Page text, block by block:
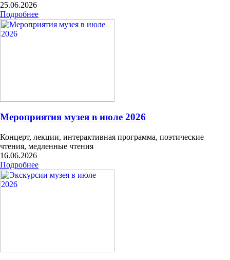
25.06.2026
Подробнее
Мероприятия музея в июле 2026
Концерт, лекции, интерактивная программа, поэтические
чтения, медленные чтения
16.06.2026
Подробнее